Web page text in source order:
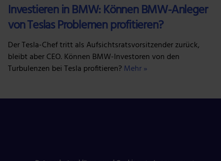
Investieren in BMW: Können BMW-Anleger
von Teslas Problemen profitieren?
Der Tesla-Chef tritt als Aufsichtsratsvorsitzender zurück,
bleibt aber CEO. Können BMW-Investoren von den
Turbulenzen bei Tesla profitieren?Mehr »